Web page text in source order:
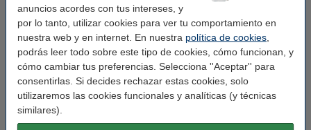
anuncios acordes con tus intereses, y
por lo tanto, utilizar cookies para ver tu comportamiento en
nuestra web y en internet. En nuestra política de cookies
podrás leer todo sobre este tipo de cookies, cómo funcionan, y
cómo cambiar tus preferencias. Selecciona ''Aceptar'' para
consentirlas. Si decides rechazar estas cookies, solo
utilizaremos las cookies funcionales y analíticas (y técnicas
similares).
Características
Marca: Diversen
Año: A partir de 1 año
9788410693678